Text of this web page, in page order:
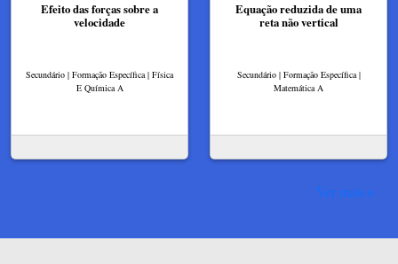
Efeito das forças sobre a
velocidade
Secundário | Formação Específica | Física
E Química A
Equação reduzida de uma
reta não vertical
Secundário | Formação Específica |
Matemática A
Ver mais